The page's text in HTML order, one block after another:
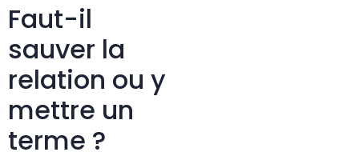
Faut-il
sauver la
relation ou y
mettre un
terme ?